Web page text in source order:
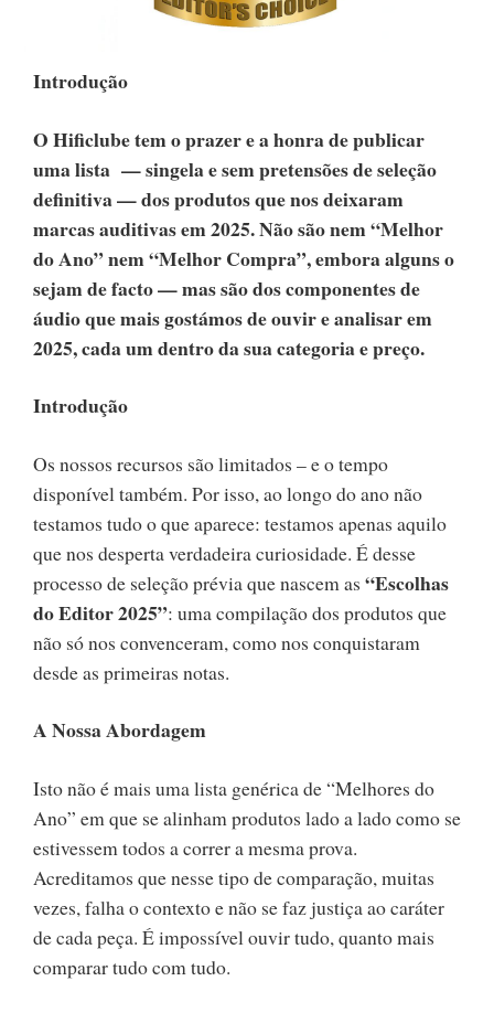
Introdução
O Hificlube tem o prazer e a honra de publicar
uma lista — singela e sem pretensões de seleção
definitiva — dos produtos que nos deixaram
marcas auditivas em 2025. Não são nem “Melhor
do Ano” nem “Melhor Compra”, embora alguns o
sejam de facto — mas são dos componentes de
áudio que mais gostámos de ouvir e analisar em
2025, cada um dentro da sua categoria e preço.
Introdução
Os nossos recursos são limitados – e o tempo
disponível também. Por isso, ao longo do ano não
testamos tudo o que aparece: testamos apenas aquilo
que nos desperta verdadeira curiosidade. É desse
processo de seleção prévia que nascem as “Escolhas
do Editor 2025”: uma compilação dos produtos que
não só nos convenceram, como nos conquistaram
desde as primeiras notas.
A Nossa Abordagem
Isto não é mais uma lista genérica de “Melhores do
Ano” em que se alinham produtos lado a lado como se
estivessem todos a correr a mesma prova.
Acreditamos que nesse tipo de comparação, muitas
vezes, falha o contexto e não se faz justiça ao caráter
de cada peça. É impossível ouvir tudo, quanto mais
comparar tudo com tudo.